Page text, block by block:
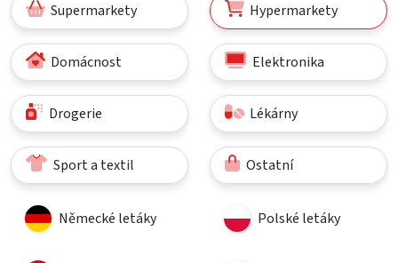
Supermarkety Hypermarkety
Domácnost Elektronika
Drogerie Lékárny
Sport a textil Ostatní
Německé letáky Polské letáky